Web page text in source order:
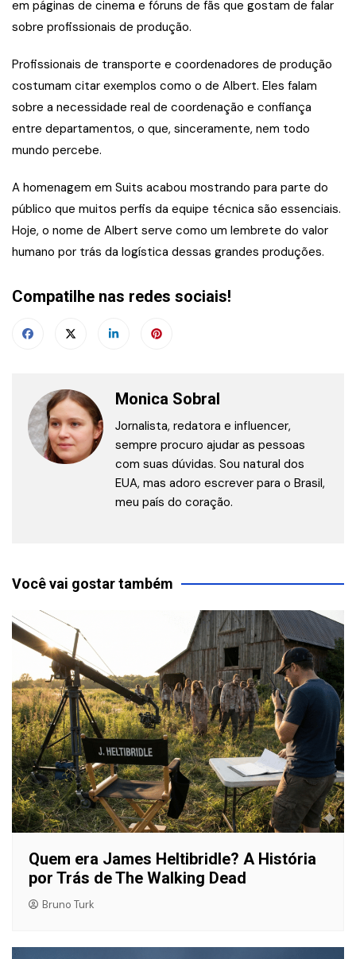
em páginas de cinema e fóruns de fãs que gostam de falar
sobre profissionais de produção.
Profissionais de transporte e coordenadores de produção
costumam citar exemplos como o de Albert. Eles falam
sobre a necessidade real de coordenação e confiança
entre departamentos, o que, sinceramente, nem todo
mundo percebe.
A homenagem em Suits acabou mostrando para parte do
público que muitos perfis da equipe técnica são essenciais.
Hoje, o nome de Albert serve como um lembrete do valor
humano por trás da logística dessas grandes produções.
Compatilhe nas redes sociais!
Monica Sobral
Jornalista, redatora e influencer,
sempre procuro ajudar as pessoas
com suas dúvidas. Sou natural dos
EUA, mas adoro escrever para o Brasil,
meu país do coração.
Você vai gostar também
Quem era James Heltibridle? A História
por Trás de The Walking Dead
Bruno Turk